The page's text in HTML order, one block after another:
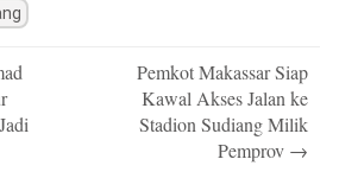
Pemkot Makassar Siap
Kawal Akses Jalan ke
Stadion Sudiang Milik
Pemprov →